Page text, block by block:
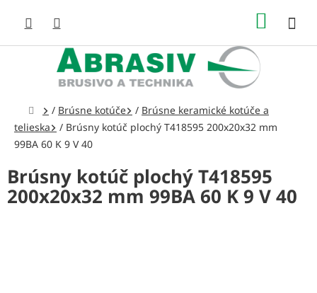
obsah
Domov
/ Brúsne kotúče / Brúsne keramické kotúče a
telieska
/ Brúsny kotúč plochý T418595 200x20x32 mm
99BA 60 K 9 V 40
Brúsny kotúč plochý T418595
200x20x32 mm 99BA 60 K 9 V 40